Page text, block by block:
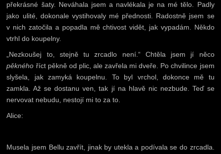
překrásné šaty. Neváhala jsem a navlékala je na mé tělo. Padly
jako ulité, dokonale vystihovaly mé přednosti. Radostně jsem se
v nich zatočila a popadla mě chtivost vidět, jak vypadám. Někdo
vtrhl do koupelny.
„Nezkoušej to, stejně tu zrcadlo není.“ Chtěla jsem jí něco
pěkného říct pěkně od plic, ale zavřela mi dveře. Po chvilince jsem
slyšela, jak zamyká koupelnu. To byl vrchol, dokonce mě tu
zamkla. Až se dostanu ven, tak jí na hlavě nic nezbude. Teď se
nervovat nebudu, nestojí mi to za to.
Alice:
Musela jsem Bellu zavřít, jinak by utekla a podívala se do zrcadla.